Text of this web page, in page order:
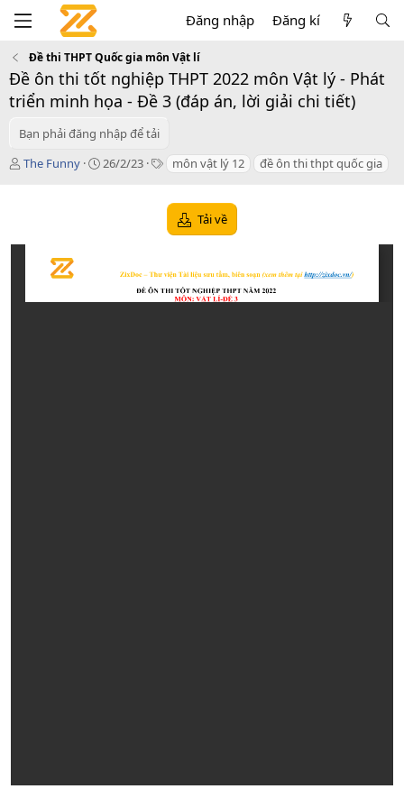
Đăng nhập Đăng kí
Đề thi THPT Quốc gia môn Vật lí
Đề ôn thi tốt nghiệp THPT 2022 môn Vật lý - Phát
triển minh họa - Đề 3 (đáp án, lời giải chi tiết)
Bạn phải đăng nhập để tải
T
ả
The Funny
C
26/2/23
T
s
môn vật lý 12 đề ôn thi thpt quốc gia
Tải về